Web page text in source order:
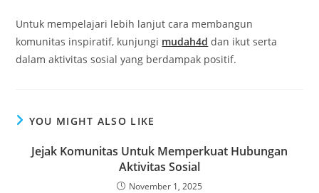
Untuk mempelajari lebih lanjut cara membangun
komunitas inspiratif, kunjungi mudah4d dan ikut serta
dalam aktivitas sosial yang berdampak positif.
YOU MIGHT ALSO LIKE
Jejak Komunitas Untuk Memperkuat Hubungan
Aktivitas Sosial
November 1, 2025